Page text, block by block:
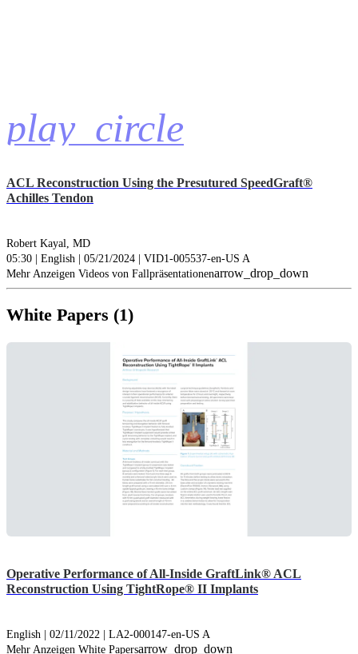
play_circle
ACL Reconstruction Using the Presutured SpeedGraft®
Achilles Tendon
Robert Kayal, MD
05:30 | English | 05/21/2024 | VID1-005537-en-US A
Mehr Anzeigen Videos von Fallpräsentationenarrow_drop_down
White Papers (1)
Operative Performance of All-Inside GraftLink® ACL
Reconstruction Using TightRope® II Implants
English | 02/11/2022 | LA2-000147-en-US A
Mehr Anzeigen White Papersarrow_drop_down